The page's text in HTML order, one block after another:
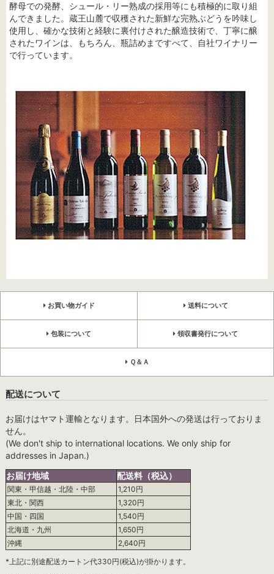
酵母での発酵、シュール・リー熟成の採用等にも積極的に取り組
んできました。蔵王山麓で収穫された新鮮な完熟ぶどうを吟味し
使用し、確かな技術と経験に裏付けされた醸造技術で、丁寧に醸
されたワインは、もちろん、瓶詰めまですべて、自社ワイナリー
で行っています。
お買い物ガイド 送料について
包装について 領収書発行について
Ｑ＆Ａ
配送について
お届けはヤマト運輸となります。日本国外への発送は行っておりま
せん。
(We don't ship to international locations. We only ship for
addresses in Japan.)
お届け地域
配送料（税込）
関東・甲信越・北陸・中部
1,210円
東北・関西
1,320円
中国・四国
1,540円
北海道・九州
1,650円
沖縄
2,640円
*上記に別途配送カートン代330円(税込)が掛かります。